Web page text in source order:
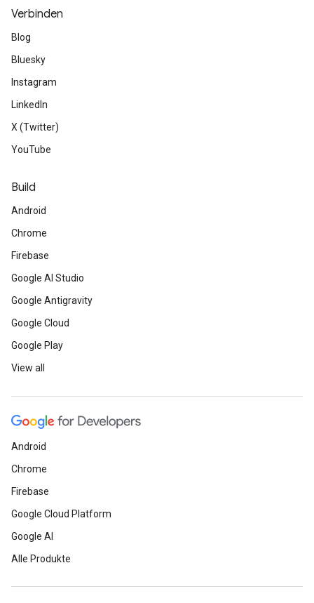
Verbinden
Blog
Bluesky
Instagram
LinkedIn
X (Twitter)
YouTube
Build
Android
Chrome
Firebase
Google AI Studio
Google Antigravity
Google Cloud
Google Play
View all
Android
Chrome
Firebase
Google Cloud Platform
Google AI
Alle Produkte